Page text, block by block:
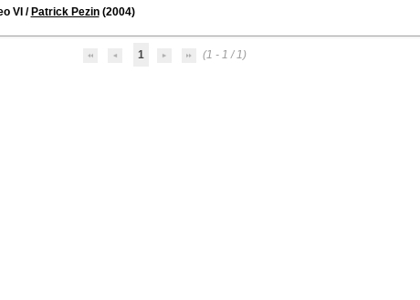
VI / Patrick Pezin(2004)
1 (1 - 1 / 1)